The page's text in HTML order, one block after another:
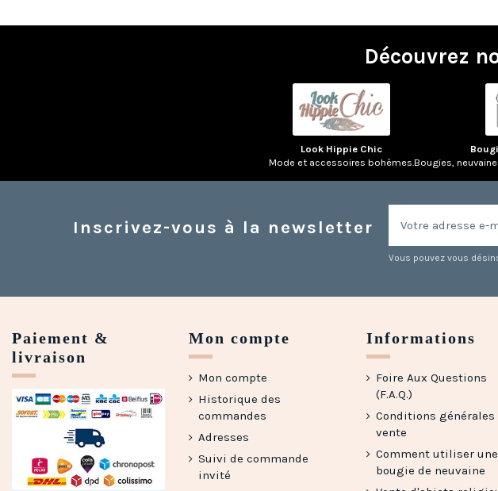
Découvrez
Look Hippie Chic
Mode et accessoires bohèmes.Bougies,
Inscrivez-vous à la newsletter
Vous pouvez vous
Paiement &
livraison
Mon compte
Mon compte
Historique des
commandes
Adresses
Suivi de commande
invité
Informations
Foire Aux Questions
(F.A.Q.)
Conditions générales
vente
Comment utiliser une
bougie de neuvaine